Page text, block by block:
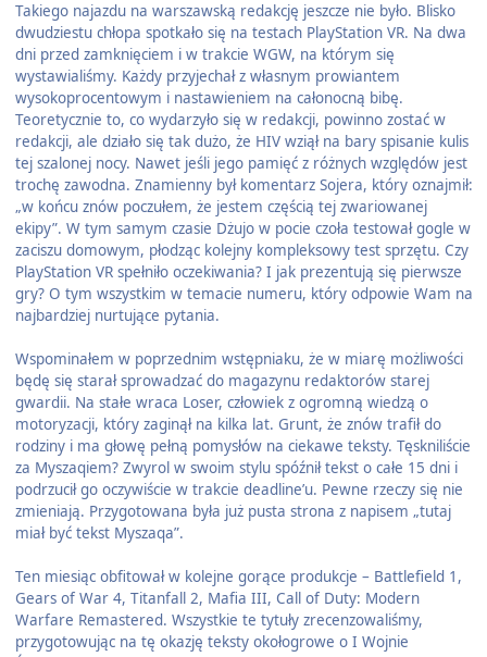
Takiego najazdu na warszawską redakcję jeszcze nie było. Blisko
dwudziestu chłopa spotkało się na testach PlayStation VR. Na dwa
dni przed zamknięciem i w trakcie WGW, na którym się
wystawialiśmy. Każdy przyjechał z własnym prowiantem
wysokoprocentowym i nastawieniem na całonocną bibę.
Teoretycznie to, co wydarzyło się w redakcji, powinno zostać w
redakcji, ale działo się tak dużo, że HIV wziął na bary spisanie kulis
tej szalonej nocy. Nawet jeśli jego pamięć z różnych względów jest
trochę zawodna. Znamienny był komentarz Sojera, który oznajmił:
„w końcu znów poczułem, że jestem częścią tej zwariowanej
ekipy”. W tym samym czasie Dżujo w pocie czoła testował gogle w
zaciszu domowym, płodząc kolejny kompleksowy test sprzętu. Czy
PlayStation VR spełniło oczekiwania? I jak prezentują się pierwsze
gry? O tym wszystkim w temacie numeru, który odpowie Wam na
najbardziej nurtujące pytania.
Wspominałem w poprzednim wstępniaku, że w miarę możliwości
będę się starał sprowadzać do magazynu redaktorów starej
gwardii. Na stałe wraca Loser, człowiek z ogromną wiedzą o
motoryzacji, który zaginął na kilka lat. Grunt, że znów trafił do
rodziny i ma głowę pełną pomysłów na ciekawe teksty. Tęskniliście
za Myszaqiem? Zwyrol w swoim stylu spóźnił tekst o całe 15 dni i
podrzucił go oczywiście w trakcie deadline’u. Pewne rzeczy się nie
zmieniają. Przygotowana była już pusta strona z napisem „tutaj
miał być tekst Myszaqa”.
Ten miesiąc obfitował w kolejne gorące produkcje – Battlefield 1,
Gears of War 4, Titanfall 2, Mafia III, Call of Duty: Modern
Warfare Remastered. Wszystkie te tytuły zrecenzowaliśmy,
przygotowując na tę okazję teksty okołogrowe o I Wojnie